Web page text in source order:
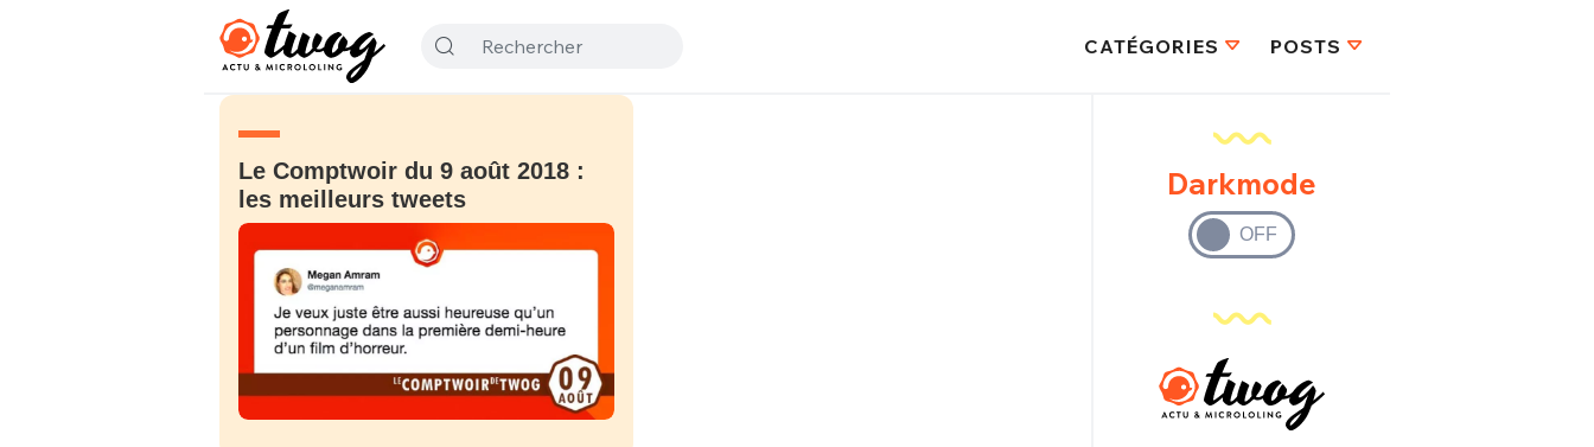
CATÉGORIES POSTS
Le Comptwoir du 9 août 2018 :
les meilleurs tweets
Darkmode